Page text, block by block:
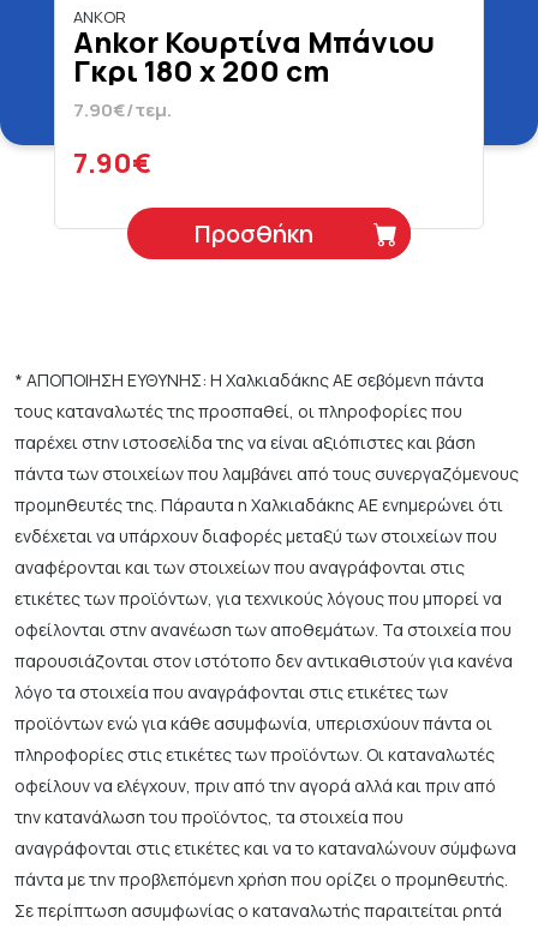
ANKOR
Ankor Κουρτίνα Μπάνιου
Γκρι 180 x 200 cm
7.90€/τεμ.
7.90€
Προσθήκη
* ΑΠΟΠΟΙΗΣΗ ΕΥΘΥΝΗΣ: Η Χαλκιαδάκης ΑΕ σεβόμενη πάντα
τους καταναλωτές της προσπαθεί, οι πληροφορίες που
παρέχει στην ιστοσελίδα της να είναι αξιόπιστες και βάση
πάντα των στοιχείων που λαμβάνει από τους συνεργαζόμενους
προμηθευτές της. Πάραυτα η Χαλκιαδάκης ΑΕ ενημερώνει ότι
ενδέχεται να υπάρχουν διαφορές μεταξύ των στοιχείων που
αναφέρονται και των στοιχείων που αναγράφονται στις
ετικέτες των προϊόντων, για τεχνικούς λόγους που μπορεί να
οφείλονται στην ανανέωση των αποθεμάτων. Τα στοιχεία που
παρουσιάζονται στον ιστότοπο δεν αντικαθιστούν για κανένα
λόγο τα στοιχεία που αναγράφονται στις ετικέτες των
προϊόντων ενώ για κάθε ασυμφωνία, υπερισχύουν πάντα οι
πληροφορίες στις ετικέτες των προϊόντων. Οι καταναλωτές
οφείλουν να ελέγχουν, πριν από την αγορά αλλά και πριν από
την κατανάλωση του προϊόντος, τα στοιχεία που
αναγράφονται στις ετικέτες και να το καταναλώνουν σύμφωνα
πάντα με την προβλεπόμενη χρήση που ορίζει ο προμηθευτής.
Σε περίπτωση ασυμφωνίας ο καταναλωτής παραιτείται ρητά